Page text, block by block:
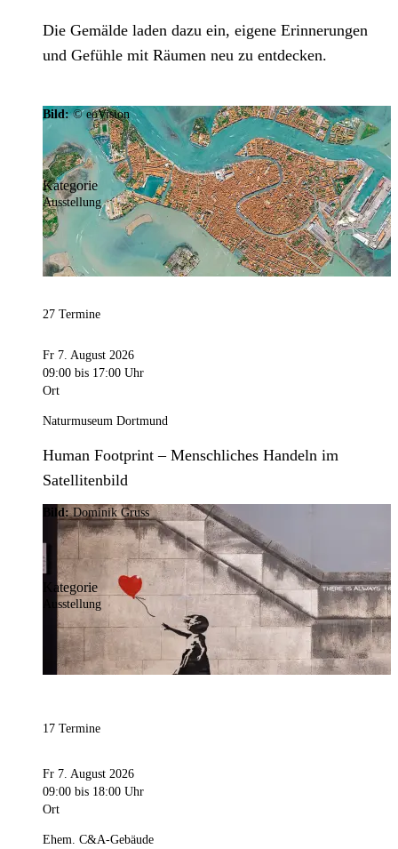
Die Gemälde laden dazu ein, eigene Erinnerungen
und Gefühle mit Räumen neu zu entdecken.
Bild:© eoVision
Kategorie
Ausstellung
27 Termine
Fr 7. August 2026
09:00 bis 17:00 Uhr
Ort
Naturmuseum Dortmund
Human Footprint – Menschliches Handeln im
Satellitenbild
Bild:Dominik Gruss
Kategorie
Ausstellung
17 Termine
Fr 7. August 2026
09:00 bis 18:00 Uhr
Ort
Ehem. C&A-Gebäude